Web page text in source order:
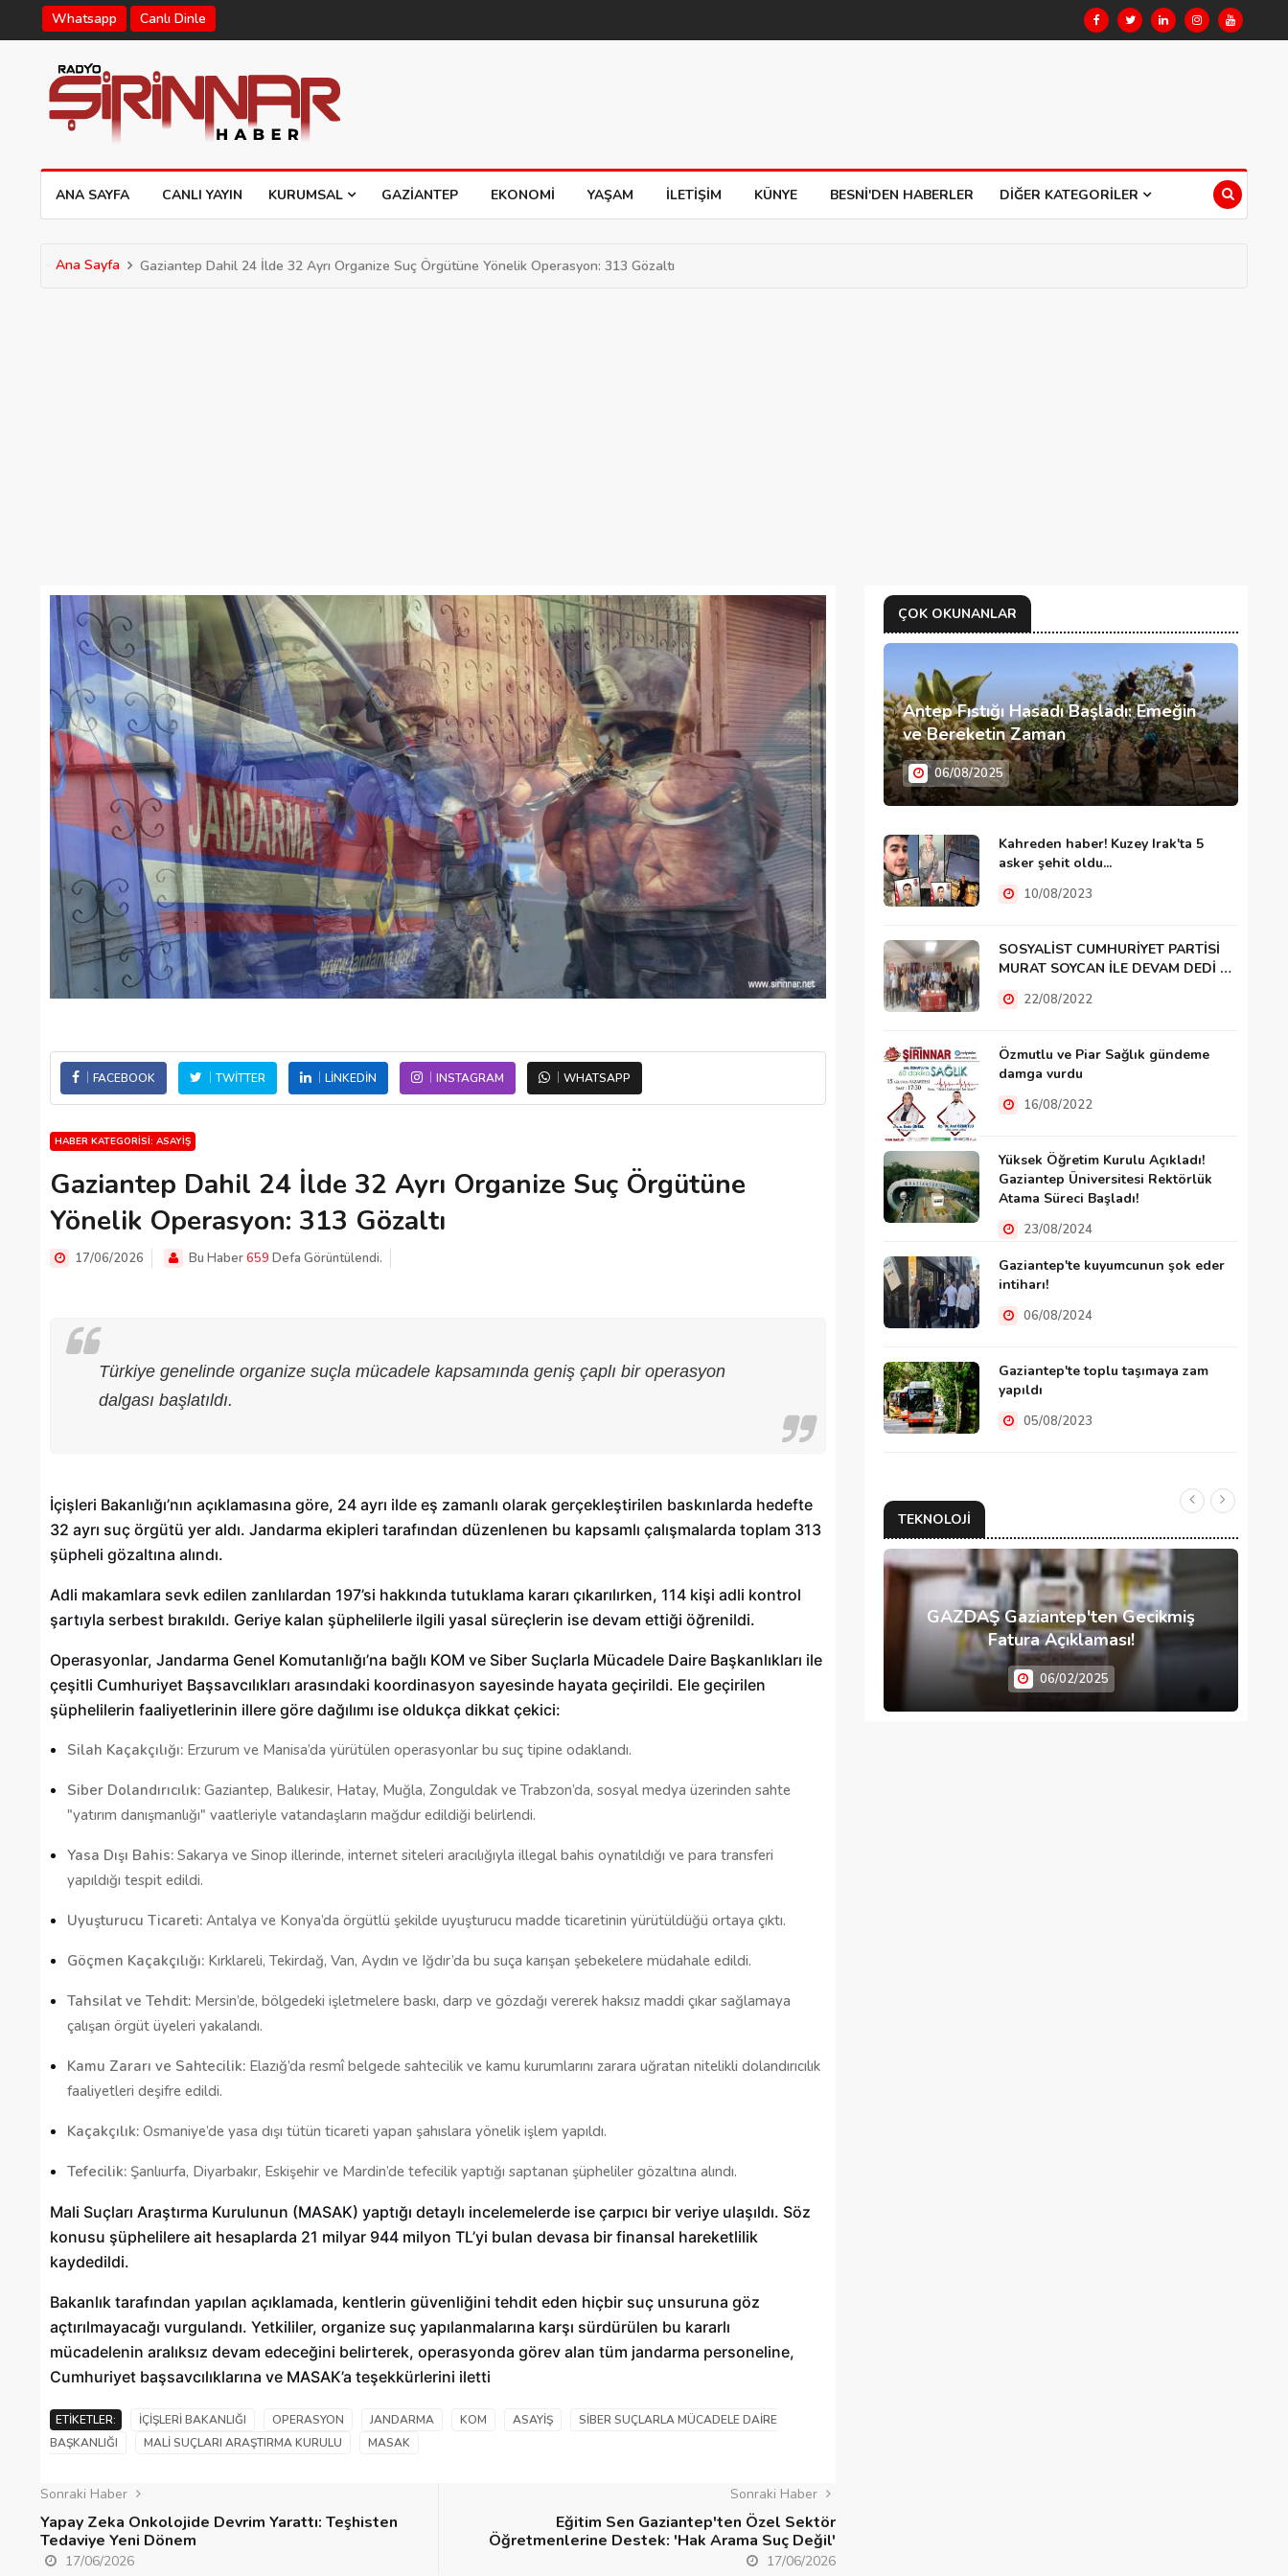
Whatsapp Canlı Dinle
ANA SAYFA CANLI YAYIN KURUMSAL GAZIANTEP EKONOMI YAŞAM İLETIŞIM KÜNYE BESNI'DEN HABERLER DIĞER KATEGORILER
Ana Sayfa Gaziantep Dahil 24 İlde 32 Ayrı Organize Suç Örgütüne Yönelik Operasyon: 313 Gözaltı
FACEBOOK TWITTER LINKEDIN INSTAGRAM WHATSAPP
HABER KATEGORISI: ASAYIŞ
Gaziantep Dahil 24 İlde 32 Ayrı Organize Suç Örgütüne
Yönelik Operasyon: 313 Gözaltı
17/06/2026 Bu Haber659 Defa Görüntülendi.
Türkiye genelinde organize suçla mücadele kapsamında geniş çaplı bir operasyon
dalgası başlatıldı.
İçişleri Bakanlığı’nın açıklamasına göre, 24 ayrı ilde eş zamanlı olarak gerçekleştirilen baskınlarda hedefte
32 ayrı suç örgütü yer aldı. Jandarma ekipleri tarafından düzenlenen bu kapsamlı çalışmalarda toplam 313
şüpheli gözaltına alındı.
Adli makamlara sevk edilen zanlılardan 197’si hakkında tutuklama kararı çıkarılırken, 114 kişi adli kontrol
şartıyla serbest bırakıldı. Geriye kalan şüphelilerle ilgili yasal süreçlerin ise devam ettiği öğrenildi.
Operasyonlar, Jandarma Genel Komutanlığı’na bağlı KOM ve Siber Suçlarla Mücadele Daire Başkanlıkları ile
çeşitli Cumhuriyet Başsavcılıkları arasındaki koordinasyon sayesinde hayata geçirildi. Ele geçirilen
şüphelilerin faaliyetlerinin illere göre dağılımı ise oldukça dikkat çekici:
Silah Kaçakçılığı: Erzurum ve Manisa’da yürütülen operasyonlar bu suç tipine odaklandı.
Siber Dolandırıcılık: Gaziantep, Balıkesir, Hatay, Muğla, Zonguldak ve Trabzon’da, sosyal medya üzerinden sahte
"yatırım danışmanlığı" vaatleriyle vatandaşların mağdur edildiği belirlendi.
Yasa Dışı Bahis: Sakarya ve Sinop illerinde, internet siteleri aracılığıyla illegal bahis oynatıldığı ve para transferi
yapıldığı tespit edildi.
Uyuşturucu Ticareti: Antalya ve Konya’da örgütlü şekilde uyuşturucu madde ticaretinin yürütüldüğü ortaya çıktı.
Göçmen Kaçakçılığı: Kırklareli, Tekirdağ, Van, Aydın ve Iğdır’da bu suça karışan şebekelere müdahale edildi.
Tahsilat ve Tehdit: Mersin’de, bölgedeki işletmelere baskı, darp ve gözdağı vererek haksız maddi çıkar sağlamaya
çalışan örgüt üyeleri yakalandı.
Kamu Zararı ve Sahtecilik: Elazığ’da resmî belgede sahtecilik ve kamu kurumlarını zarara uğratan nitelikli dolandırıcılık
faaliyetleri deşifre edildi.
Kaçakçılık: Osmaniye’de yasa dışı tütün ticareti yapan şahıslara yönelik işlem yapıldı.
Tefecilik: Şanlıurfa, Diyarbakır, Eskişehir ve Mardin’de tefecilik yaptığı saptanan şüpheliler gözaltına alındı.
Mali Suçları Araştırma Kurulunun (MASAK) yaptığı detaylı incelemelerde ise çarpıcı bir veriye ulaşıldı. Söz
konusu şüphelilere ait hesaplarda 21 milyar 944 milyon TL’yi bulan devasa bir finansal hareketlilik
kaydedildi.
Bakanlık tarafından yapılan açıklamada, kentlerin güvenliğini tehdit eden hiçbir suç unsuruna göz
açtırılmayacağı vurgulandı. Yetkililer, organize suç yapılanmalarına karşı sürdürülen bu kararlı
mücadelenin aralıksız devam edeceğini belirterek, operasyonda görev alan tüm jandarma personeline,
Cumhuriyet başsavcılıklarına ve MASAK’a teşekkürlerini iletti
ETIKETLER: İÇIŞLERI BAKANLIĞI OPERASYON JANDARMA KOM ASAYIŞ
SIBER SUÇLARLA MÜCADELE DAIRE
BAŞKANLIĞI
MALI SUÇLARI ARAŞTIRMA KURULU MASAK
Sonraki Haber
Yapay Zeka Onkolojide Devrim Yarattı: Teşhisten
Tedaviye Yeni Dönem
17/06/2026
Sonraki Haber
Eğitim Sen Gaziantep'ten Özel Sektör
Öğretmenlerine Destek: 'Hak Arama Suç Değil'
17/06/2026
ÇOK OKUNANLAR
Antep Fıstığı Hasadı Başladı: Emeğin
ve Bereketin Zaman
06/08/2025
Kahreden haber! Kuzey Irak'ta 5
asker şehit oldu...
10/08/2023
SOSYALİST CUMHURİYET PARTİSİ
MURAT SOYCAN İLE DEVAM DEDİ …
22/08/2022
Özmutlu ve Piar Sağlık gündeme
damga vurdu
16/08/2022
Yüksek Öğretim Kurulu Açıkladı!
Gaziantep Üniversitesi Rektörlük
Atama Süreci Başladı!
23/08/2024
Gaziantep'te kuyumcunun şok eder
intiharı!
06/08/2024
Gaziantep'te toplu taşımaya zam
yapıldı
05/08/2023
TEKNOLOJI
Gaziantep’te Toplu Ulaşım
28/01/2025
Şehitkamil Belediyesi işçi alımı
18/04/2025
GAZDAŞ Gaziantep'ten Gecikmiş
Fatura Açıklaması!
06/02/2025